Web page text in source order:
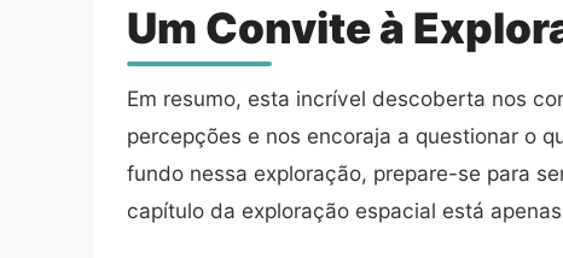
Um Convite à
Em resumo, esta incrível descoberta nos
percepções e nos encoraja a questionar o
fundo nessa exploração, prepare-se para
capítulo da exploração espacial está